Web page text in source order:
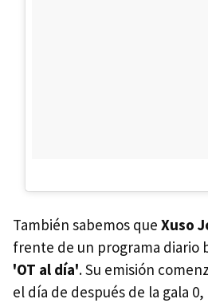
También sabemos que Xuso
frente de un programa diario
'OT al día'. Su emisión
el día de después de la gala 0,